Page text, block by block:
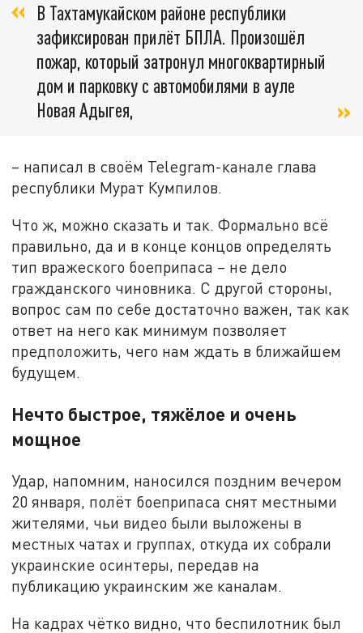
В Тахтамукайском районе республики
зафиксирован прилёт БПЛА. Произошёл
пожар, который затронул многоквартирный
дом и парковку с автомобилями в ауле
Новая Адыгея,
– написал в своём Telegram-канале глава
республики Мурат Кумпилов.
Что ж, можно сказать и так. Формально всё
правильно, да и в конце концов определять
тип вражеского боеприпаса – не дело
гражданского чиновника. С другой стороны,
вопрос сам по себе достаточно важен, так как
ответ на него как минимум позволяет
предположить, чего нам ждать в ближайшем
будущем.
Нечто быстрое, тяжёлое и очень
мощное
Удар, напомним, наносился поздним вечером
20 января, полёт боеприпаса снят местными
жителями, чьи видео были выложены в
местных чатах и группах, откуда их собрали
украинские осинтеры, передав на
публикацию украинским же каналам.
На кадрах чётко видно, что беспилотник был